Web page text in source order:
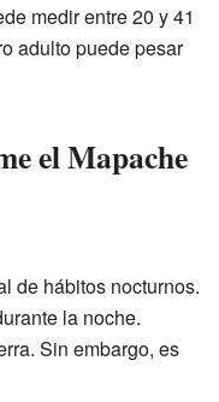
medir entre 20 y 41
adulto puede pesar
el Mapache
de hábitos nocturnos.
la noche.
Sin embargo, es